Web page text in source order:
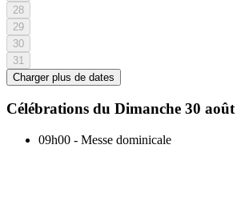
28
29
30
31
Charger plus de dates
Célébrations du Dimanche 30 août
09h00 - Messe dominicale